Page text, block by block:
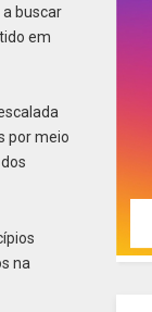
buscar
em
por meio
na